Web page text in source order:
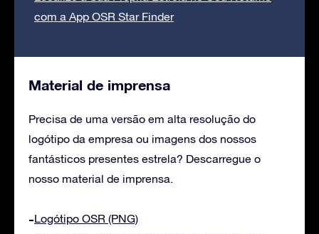
com a App OSR Star Finder
Material de imprensa
Precisa de uma versão em alta resolução do
logótipo da empresa ou imagens dos nossos
fantásticos presentes estrela? Descarregue o
nosso material de imprensa.
Logótipo OSR (PNG)